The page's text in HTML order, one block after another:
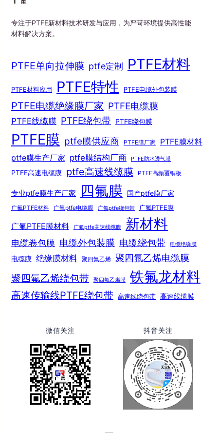
专注于PTFE新材料技术研发与应用，为严苛环境提供高性能
材料解决方案。
PTFE单向拉伸膜 ptfe定制 PTFE材料
PTFE材料应用 PTFE特性 PTFE电缆外包装膜
PTFE电缆绝缘膜厂家 PTFE电缆膜
PTFE线缆膜 PTFE绕包带 PTFE绕包膜
PTFE膜 ptfe膜供应商 PTFE膜厂家 PTFE膜材料
ptfe膜生产厂家 ptfe膜结构厂商 PTFE防水透气膜
PTFE高速电缆膜 ptfe高速线缆膜 PTFE高频覆铜板
专业ptfe膜生产厂家 四氟膜 国产ptfe膜厂家
广氟PTFE材料 广氟ptfe电缆膜 广氟ptfe绕包带 广氟PTFE膜
广氟PTFE膜材料 广氟ptfe高速线缆膜 新材料
电缆卷包膜 电缆外包装膜 电缆绕包带 电缆绝缘膜
电缆膜 绝缘膜材料 聚四氟乙烯
聚四氟乙烯电缆膜
聚四氟乙烯绕包带
聚四氟乙烯膜 铁氟龙材料
高速传输线PTFE绕包带 高速线绕包带 高速线缆膜
微信关注 抖音关注